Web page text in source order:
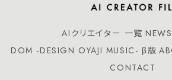
AIクリエイター 一覧 NEWS
DOM -DESIGN OYAJI MUSIC- β版
CONTACT